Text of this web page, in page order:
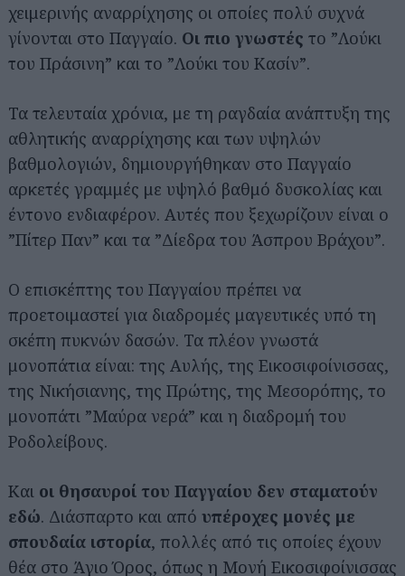
χειμερινής αναρρίχησης οι οποίες πολύ συχνά
γίνονται στο Παγγαίο. Οι πιο γνωστές το ”Λούκι
του Πράσινη” και το ”Λούκι του Κασίν”.
Τα τελευταία χρόνια, με τη ραγδαία ανάπτυξη της
αθλητικής αναρρίχησης και των υψηλών
βαθμολογιών, δημιουργήθηκαν στο Παγγαίο
αρκετές γραμμές με υψηλό βαθμό δυσκολίας και
έντονο ενδιαφέρον. Αυτές που ξεχωρίζουν είναι ο
”Πίτερ Παν” και τα ”Δίεδρα του Άσπρου Βράχου”.
Ο επισκέπτης του Παγγαίου πρέπει να
προετοιμαστεί για διαδρομές μαγευτικές υπό τη
σκέπη πυκνών δασών. Τα πλέον γνωστά
μονοπάτια είναι: της Αυλής, της Εικοσιφοίνισσας,
της Νικήσιανης, της Πρώτης, της Μεσορόπης, το
μονοπάτι ”Μαύρα νερά” και η διαδρομή του
Ροδολείβους.
Και οι θησαυροί του Παγγαίου δεν σταματούν
εδώ. Διάσπαρτο και από υπέροχες μονές με
σπουδαία ιστορία, πολλές από τις οποίες έχουν
θέα στο Άγιο Όρος, όπως η Μονή Εικοσιφοίνισσας